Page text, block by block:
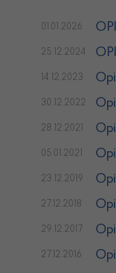
01.01.2026
25.12.2024
14.12.2023
30.12.2022
28.12.2021
05.01.2021
23.12.2019
27.12.2018
29.12.2017
27.12.2016